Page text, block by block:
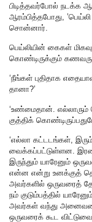
பிடித்தவர்போல் நடக்க
ஆரம்பித்தபோது,
சொன்னார்.
பெய்லியின் கைகள்
கொண்டிருக்கும்
‘நீங்கள் புதிதாக
தானா?’
‘உண்மைதான்.
குத்திக்
‘எல்லா கட்டடங்கள்,
வைக்கப்பட்டுள்ளன.
இருந்தும் யாரேனும்
என்ன என்று உனக்குத்
அவர்களில் ஒருவரைத்
நம் குடும்பத்தில்
அவர்கள் வந்து
ஒருவரைக் கூட